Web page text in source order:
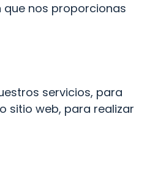
nos proporcionas
servicios, para
sitio web, para realizar